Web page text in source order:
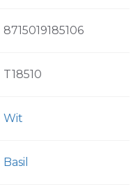
8715019185106
T18510
Wit
Basil